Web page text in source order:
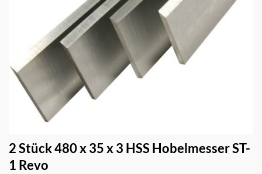
2 Stück 480 x 35 x 3 HSS Hobelmesser ST-
1 Revo